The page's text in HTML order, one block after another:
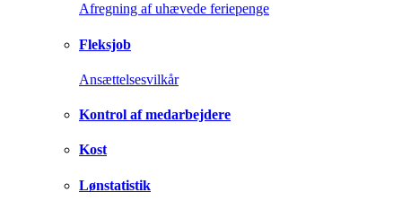
Afregning af uhævede feriepenge
Fleksjob
Ansættelsesvilkår
Kontrol af medarbejdere
Kost
Lønstatistik